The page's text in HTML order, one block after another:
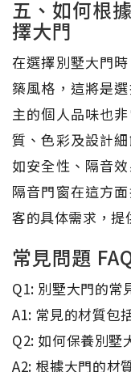
五、如何根
擇大門
在選擇別墅大門
築風格，這將是
主的個人品味也
質、色彩及設計
如安全性、隔音
隔音門窗在這方
客的具体需求，提
常見問題
Q1: 別墅大門的常
A1: 常見的材質包
Q2: 如何保養別墅
A2: 根據大門的材